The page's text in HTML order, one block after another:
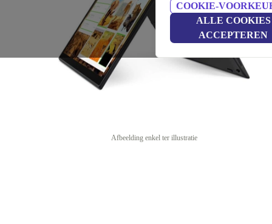
COOKIE-
ALLE COOKIES
ACCEPTEREN
Afbeelding enkel ter illustratie